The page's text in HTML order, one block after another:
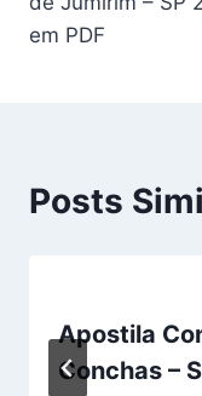
em PDF
Posts
Apostila
Conchas –